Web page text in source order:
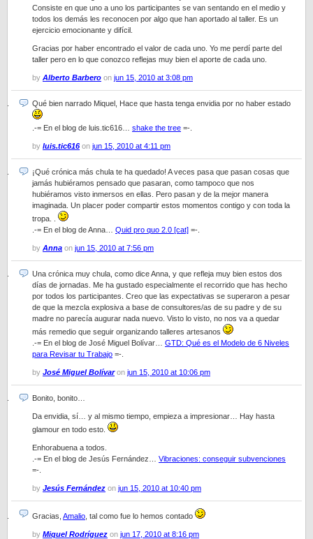
Consiste en que uno a uno los participantes se van sentando en el medio y
todos los demás les reconocen por algo que han aportado al taller. Es un
ejercicio emocionante y difícil.
Gracias por haber encontrado el valor de cada uno. Yo me perdí parte del
taller pero en lo que conozco reflejas muy bien el aporte de cada uno.
by Alberto Barbero on jun 15, 2010 at 3:08 pm
Qué bien narrado Miquel, Hace que hasta tenga envidia por no haber estado
.-= En el blog de luis.tic616… shake the tree =-.
by luis.tic616 on jun 15, 2010 at 4:11 pm
¡Qué crónica más chula te ha quedado! A veces pasa que pasan cosas que
jamás hubiéramos pensado que pasaran, como tampoco que nos
hubiéramos visto inmersos en ellas. Pero pasan y de la mejor manera
imaginada. Un placer poder compartir estos momentos contigo y con toda la
tropa. .
.-= En el blog de Anna… Quid pro quo 2.0 [cat] =-.
by Anna on jun 15, 2010 at 7:56 pm
Una crónica muy chula, como dice Anna, y que refleja muy bien estos dos
días de jornadas. Me ha gustado especialmente el recorrido que has hecho
por todos los participantes. Creo que las expectativas se superaron a pesar
de que la mezcla explosiva a base de consultores/as de su padre y de su
madre no parecía augurar nada nuevo. Visto lo visto, no nos va a quedar
más remedio que seguir organizando talleres artesanos
.-= En el blog de José Miguel Bolívar… GTD: Qué es el Modelo de 6 Niveles
para Revisar tu Trabajo =-.
by José Miguel Bolívaron jun 15, 2010 at 10:06 pm
Bonito, bonito…
Da envidia, sí… y al mismo tiempo, empieza a impresionar… Hay hasta
glamour en todo esto.
Enhorabuena a todos.
.-= En el blog de Jesús Fernández… Vibraciones: conseguir subvenciones
=-.
by Jesús Fernández on jun 15, 2010 at 10:40 pm
Gracias, Amalio , tal como fue lo hemos contado
by Miquel Rodríguez on jun 17, 2010 at 8:16 pm